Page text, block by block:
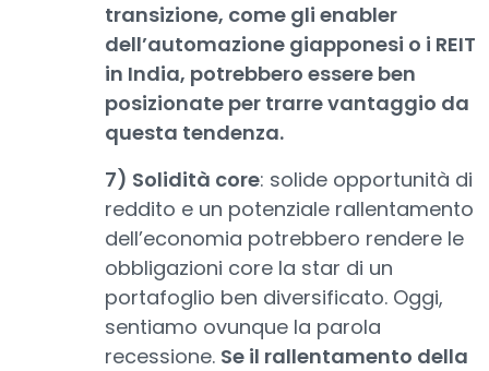
transizione, come gli enabler
dell’automazione giapponesi o i REIT
in India, potrebbero essere ben
posizionate per trarre vantaggio da
questa tendenza.
7) Solidità core: solide opportunità di
reddito e un potenziale rallentamento
dell’economia potrebbero rendere le
obbligazioni core la star di un
portafoglio ben diversificato. Oggi,
sentiamo ovunque la parola
recessione. Se il rallentamento della